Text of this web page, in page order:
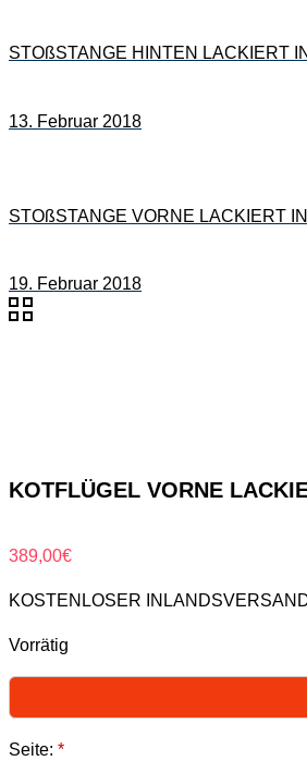
STOßSTANGE HINTEN LACKIERT
13. Februar 2018
STOßSTANGE VORNE LACKIERT
19. Februar 2018
KOTFLÜGEL VORNE
389,00€
KOSTENLOSER
Vorrätig
Seite: *